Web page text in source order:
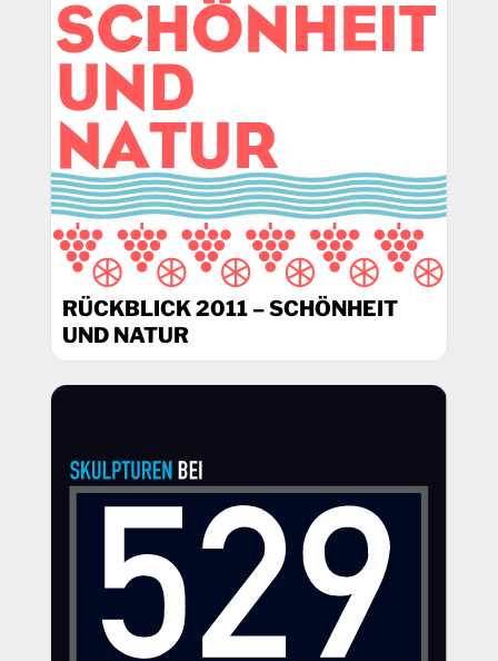
RÜCKBLICK 2011 – SCHÖNHEIT
UND NATUR